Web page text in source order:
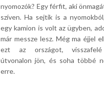
nyomozók? Egy férfit, aki
szíven. Ha sejtik is a
egy kamion is volt az ügyben,
már messze lesz. Még ma éjjel
ezt az országot,
útvonalon jön, és soha többé
erre.